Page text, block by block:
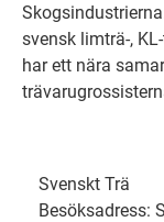
svensk limträ-,
har ett nära
Svenskt Trä
Besöksadress: